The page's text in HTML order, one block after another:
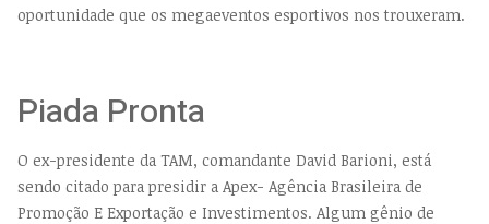
oportunidade que os megaeventos esportivos nos trouxeram.
Piada Pronta
O ex-presidente da TAM, comandante David Barioni, está
sendo citado para presidir a Apex- Agência Brasileira de
Promoção E Exportação e Investimentos. Algum gênio de